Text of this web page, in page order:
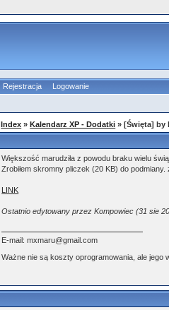
Rejestracja
Logowanie
Index »Kalendarz XP - Dodatki » [Święta] by
Większość marudziła z powodu braku wielu
Zrobiłem skromny pliczek (20 KB) do
LINK
Ostatnio edytowany przez Kompowiec (31 sie
E-mail: mxmaru@gmail.com
Ważne nie są koszty oprogramowania, ale jego